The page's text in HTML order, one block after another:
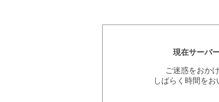
現在サーバ
ご迷惑をおか
しばらく時間を